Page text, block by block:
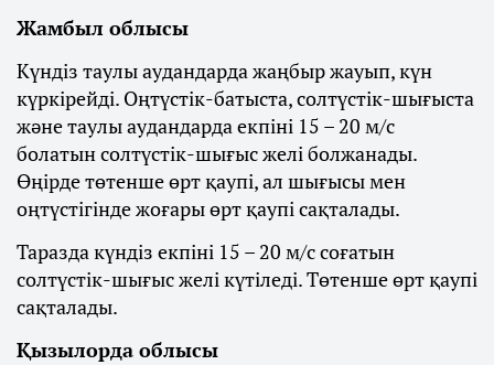
Жамбыл облысы
Күндіз таулы аудандарда жаңбыр жауып, күн
күркірейді. Оңтүстік-батыста, солтүстік-шығыста
және таулы аудандарда екпіні 15 – 20 м/с
болатын солтүстік-шығыс желі болжанады.
Өңірде төтенше өрт қаупі, ал шығысы мен
оңтүстігінде жоғары өрт қаупі сақталады.
Таразда күндіз екпіні 15 – 20 м/с соғатын
солтүстік-шығыс желі күтіледі. Төтенше өрт қаупі
сақталады.
Қызылорда облысы